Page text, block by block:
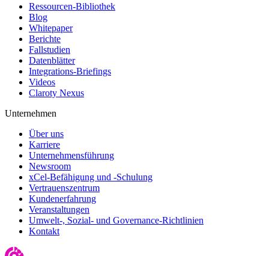
Ressourcen-Bibliothek
Blog
Whitepaper
Berichte
Fallstudien
Datenblätter
Integrations-Briefings
Videos
Claroty Nexus
Unternehmen
Über uns
Karriere
Unternehmensführung
Newsroom
xCel-Befähigung und -Schulung
Vertrauenszentrum
Kundenerfahrung
Veranstaltungen
Umwelt-, Sozial- und Governance-Richtlinien
Kontakt